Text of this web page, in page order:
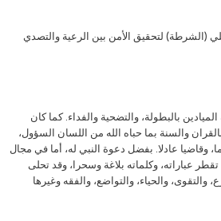
(الشرطة) لتحقيق الأمن بين الرعية والتصدي
بالبطولة، والتضحية والفداء. كما كان
والسنة بما حباه الله من اللسان السؤول،
وقاضيا عادلا. بفضل دعوة النبي له، أما في مجال
عباراته، وكلماته بلاغة وسحرا، وقد تحلى
والتقوى، والحياء، والتواضع، والفقه وغيرها